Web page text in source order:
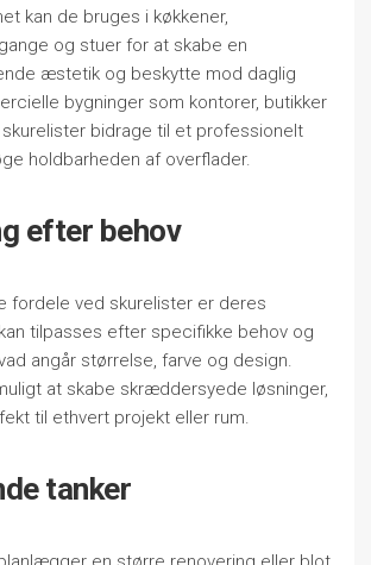
kan de bruges i køkkener,
og stuer for at skabe en
æstetik og beskytte mod daglig
bygninger som kontorer, butikker
bidrage til et professionelt
holdbarheden af overflader.
efter behov
fordele ved skurelister er deres
tilpasses efter specifikke behov og
angår størrelse, farve og design.
at skabe skræddersyede løsninger,
til ethvert projekt eller rum.
tanker